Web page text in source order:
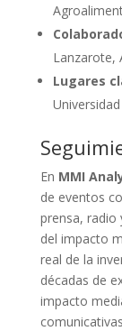
Lanzarote,
Lugares
En MMI
de eventos
prensa, radio
del impacto
real de la
décadas de
impacto